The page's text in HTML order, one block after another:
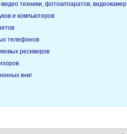
техники, фотоаппаратов, видеокамер
и компьютеров
телефонов
ресиверов
книг